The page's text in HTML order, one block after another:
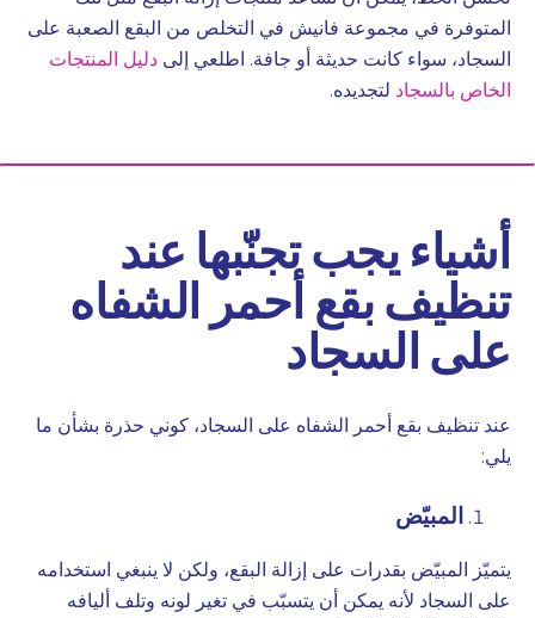
المتوفرة في مجموعة فانيش في التخلص من البقع الصعبة على
السجاد، سواء كانت حديثة أو جافة. اطلعي إلى دليل المنتجات
الخاص بالسجاد لتجديده.
أشياء يجب تجنّبها عند
تنظيف بقع أحمر الشفاه
على السجاد
عند تنظيف بقع أحمر الشفاه على السجاد، كوني حذرة بشأن ما
يلي:
المبيّض
يتميّز المبيّض بقدرات على إزالة البقع، ولكن لا ينبغي استخدامه
على السجاد لأنه يمكن أن يتسبّب في تغير لونه وتلف أليافه